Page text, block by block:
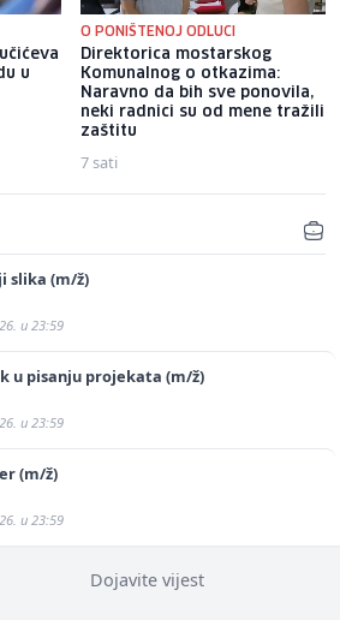
u
O PONIŠTENOJ ODLUCI
Direktorica mostarskog
Komunalnog o otkazima:
Naravno da bih sve ponovila,
neki radnici su od mene tražili
zaštitu
7 sati
slika (m/ž)
u 23:59
u pisanju projekata (m/ž)
u 23:59
(m/ž)
u 23:59
Dojavite vijest